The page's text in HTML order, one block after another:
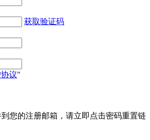
获取验证码
议"
您的注册邮箱，请立即点击密码重置链